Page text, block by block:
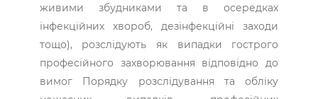
живими збудниками та в осередках
інфекційних хвороб, дезінфекційні заходи
тощо), розслідують як випадки гострого
професійного захворювання відповідно до
вимог Порядку розслідування та обліку